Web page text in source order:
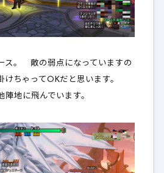
ス。 敵の弱点になっていますの
けちゃってOKだと思います。
陣地に飛んでいます。